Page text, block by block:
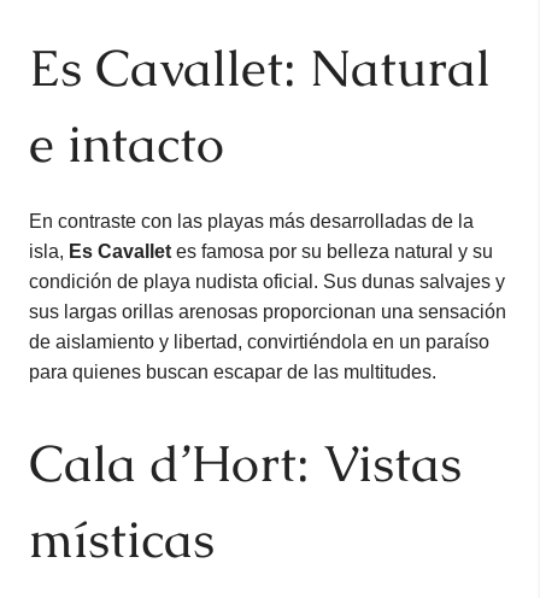
Es Cavallet: Natural
e intacto
En contraste con las playas más desarrolladas de la
isla, Es Cavallet es famosa por su belleza natural y su
condición de playa nudista oficial. Sus dunas salvajes y
sus largas orillas arenosas proporcionan una sensación
de aislamiento y libertad, convirtiéndola en un paraíso
para quienes buscan escapar de las multitudes.
Cala d’Hort: Vistas
místicas